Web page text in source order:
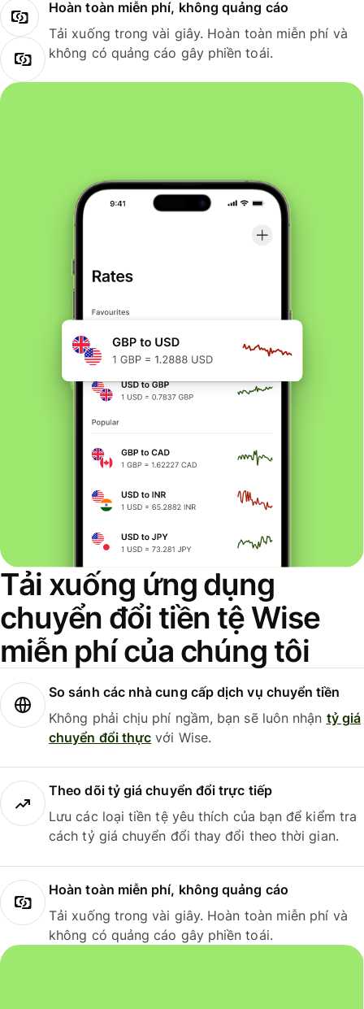
Hoàn toàn miễn phí, không quảng cáo
Tải xuống trong vài giây. Hoàn toàn miễn phí và
không có quảng cáo gây phiền toái.
Tải xuống ứng dụng
chuyển đổi tiền tệ Wise
miễn phí của chúng tôi
So sánh các nhà cung cấp dịch vụ chuyển tiền
Không phải chịu phí ngầm, bạn sẽ luôn nhận tỷ giá
chuyển đổi thực với Wise.
Theo dõi tỷ giá chuyển đổi trực tiếp
Lưu các loại tiền tệ yêu thích của bạn để kiểm tra
cách tỷ giá chuyển đổi thay đổi theo thời gian.
Hoàn toàn miễn phí, không quảng cáo
Tải xuống trong vài giây. Hoàn toàn miễn phí và
không có quảng cáo gây phiền toái.